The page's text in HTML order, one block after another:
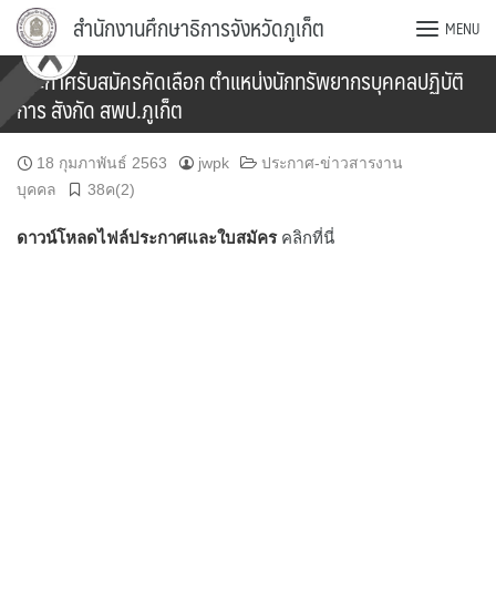
Skip
content
สำนักงานศึกษาธิการจังหวัดภูเก็ต MENU
ประกาศรับสมัครคัดเลือก ตำแหน่งนักทรัพยากรบุคคลปฏิบัติ
การ สังกัด สพป.ภูเก็ต
18 กุมภาพันธ์ 2563 jwpk
ประกาศ-ข่าวสารงาน
บุคคล
38ค(2)
ดาวน์โหลดไฟล์ประกาศและใบสมัคร คลิกที่นี่